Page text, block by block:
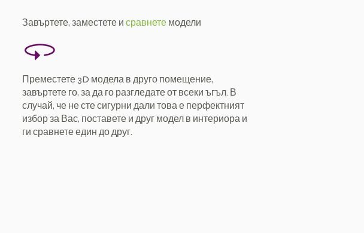
Завъртете, заместете исравнете модели
Преместете 3D модела в друго помещение,
завъртете го, за да го разгледате от всеки ъгъл. В
случай, че не сте сигурни дали това е перфектният
избор за Вас, поставете и друг модел в интериора и
ги сравнете един до друг.